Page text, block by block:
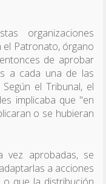
organizaciones
el Patronato, órgano
de aprobar
a cada una de las
el Tribunal, el
implicaba que "en
o se hubieran
vez aprobadas, se
a acciones
que la distribución